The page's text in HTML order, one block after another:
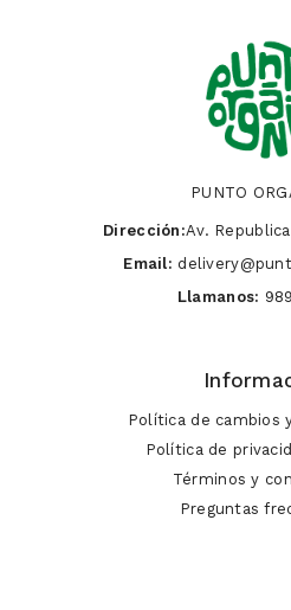
PUNTO
Dirección:Av.
Email:
Llamanos:
Política de cambios
Política de
Términos y
Preguntas